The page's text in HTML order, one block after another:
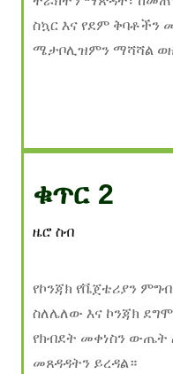
ስኳር እና የደም ቅባቶችን
ሜታቦሊዝምን ማሻሻል
ቁጥር 2
ዜሮ ስብ
የኮንጃክ የቬጀቴሪያን
ስለሌለው እና ኮንጃክ
የክብደት መቀነስን
መጸዳዳትን ይረዳል።